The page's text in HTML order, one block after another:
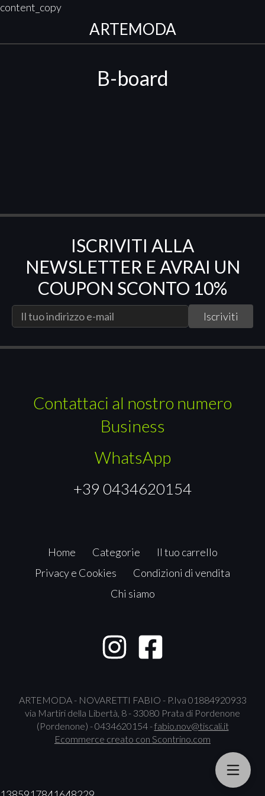
content_copy
ARTEMODA
B-board
ISCRIVITI ALLA
NEWSLETTER E AVRAI UN
COUPON SCONTO 10%
Contattaci al nostro numero
Business
WhatsApp
+39 0434620154
Home Categorie
Il tuo carrello
Privacy e Cookies
Condizioni di vendita
Chi siamo
ARTEMODA - NOVARETTI FABIO - P.Iva 01884920933
via Martiri della Libertà, 8 - 33080 Prata di Pordenone
(Pordenone) - 0434620154 -fabio.nov@tiscali.it
Ecommerce creato con Scontrino.com